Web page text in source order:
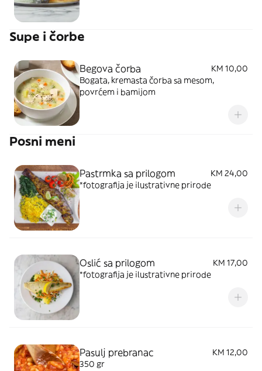
Supe i čorbe
Begova čorba
KM 10,00
Bogata, kremasta čorba sa mesom,
povrćem i bamijom
Posni meni
Pastrmka sa prilogom
KM 24,00
*fotografija je ilustrativne prirode
Oslić sa prilogom
KM 17,00
*fotografija je ilustrativne prirode
Pasulj prebranac
KM 12,00
350 gr